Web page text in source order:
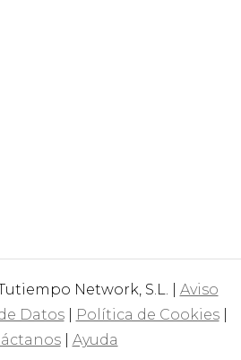
Network, S.L. | Aviso
Datos| Política de Cookies|
| Ayuda